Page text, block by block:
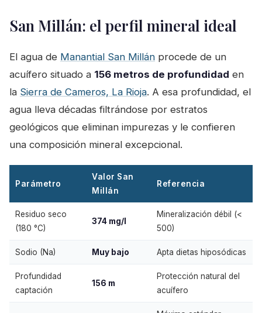
San Millán: el perfil mineral ideal
El agua de Manantial San Millán procede de un
acuífero situado a 156 metros de profundidad en
la Sierra de Cameros, La Rioja. A esa profundidad, el
agua lleva décadas filtrándose por estratos
geológicos que eliminan impurezas y le confieren
una composición mineral excepcional.
Parámetro
Valor San
Millán
Referencia
Residuo seco
(180 °C)
374 mg/l
Mineralización débil (<
500)
Sodio (Na) Muy bajo Apta dietas hiposódicas
Profundidad
captación
156 m
Protección natural del
acuífero